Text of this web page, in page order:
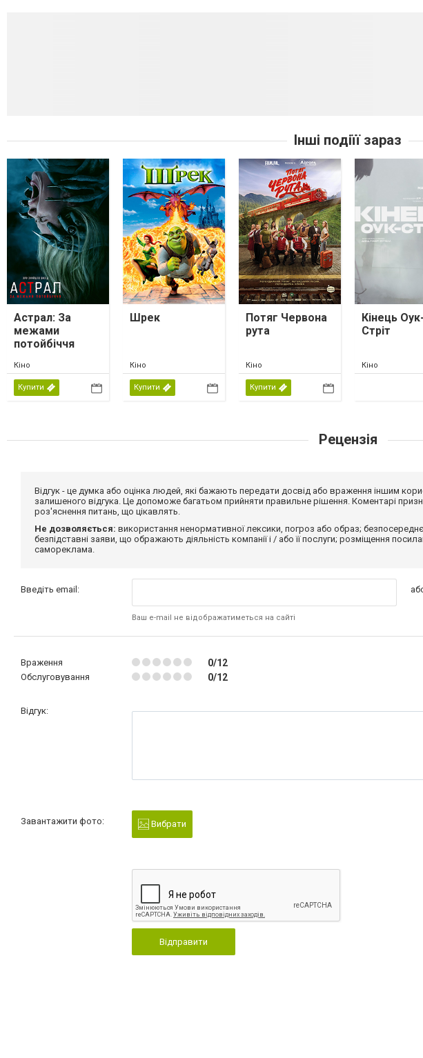
Інші подіїї зараз
Астрал: За
межами
потойбіччя
Кіно
Купити
Шрек
Кіно
Купити
Потяг Червона
рута
Кіно
Купити
Кінець Оук-
Стріт
Кіно
Рецензія
Відгук - це думка або оцінка людей, які бажають передати досвід або враження іншим
залишеного відгука. Це допоможе багатьом прийняти правильне рішення. Коментарі
роз'яснення питань, що цікавлять.
Не дозволяється: використання ненормативної лексики, погроз або образ;
безпідставні заяви, що ображають діяльність компанії і / або її послуги; розміщення
самореклама.
Введіть email:
Ваш e-mail не відображатиметься на сайті
Враження 0/12
Обслуговування 0/12
Відгук:
Завантажити фото: Вибрати
Відправити